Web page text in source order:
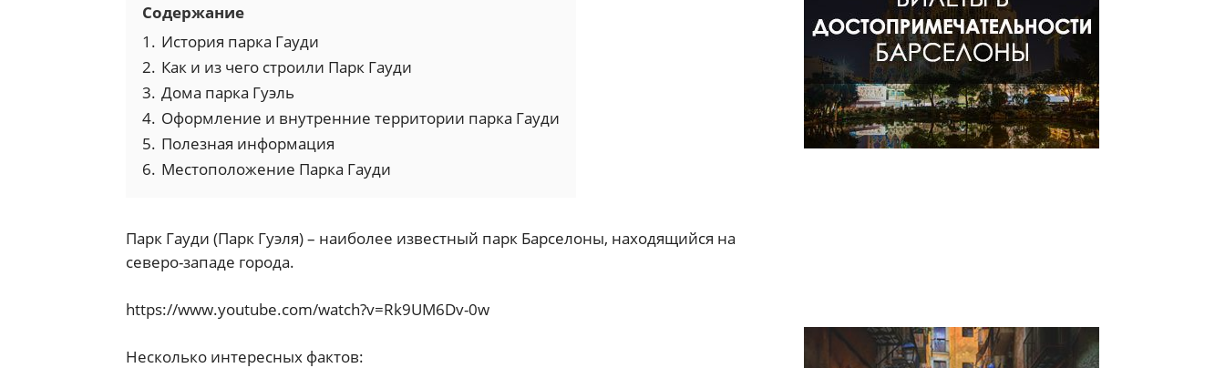
Содержание
1. История парка Гауди
2. Как и из чего строили Парк Гауди
3. Дома парка Гуэль
4. Оформление и внутренние территории парка Гауди
5. Полезная информация
6. Местоположение Парка Гауди
Парк Гауди (Парк Гуэля) – наиболее известный парк Барселоны, находящийся на
северо-западе города.
https://www.youtube.com/watch?v=Rk9UM6Dv-0w
Несколько интересных фактов: